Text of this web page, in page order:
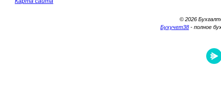
© 2026
Бухучет38 - полное